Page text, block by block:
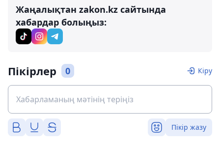
Жаңалықтан zakon.kz сайтында
хабардар болыңыз:
Пікірлер 0 Кіру
Пікір жазу